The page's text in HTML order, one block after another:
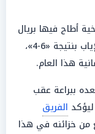
أطاح فيها بريال
مدريد الإسباني بمجموع مباراتي الذهاب والإياب بنتيجة «6-4»،
هذا العام.
ببراعة عقب
الفريق
من خزائنه في هذا